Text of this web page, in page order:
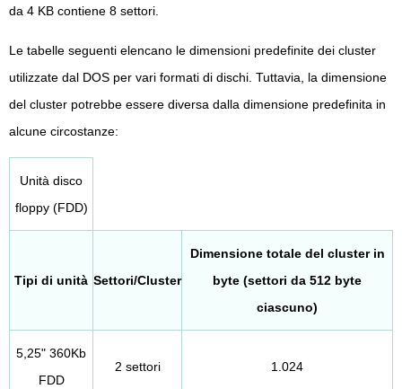
da 4 KB contiene 8 settori.
Le tabelle seguenti elencano le dimensioni predefinite dei cluster
utilizzate dal DOS per vari formati di dischi. Tuttavia, la dimensione
del cluster potrebbe essere diversa dalla dimensione predefinita in
alcune circostanze:
Unità disco
floppy (FDD)
Tipi di unità Settori/Cluster
Dimensione totale del cluster in
byte (settori da 512 byte
ciascuno)
5,25" 360Kb
FDD
2 settori 1.024